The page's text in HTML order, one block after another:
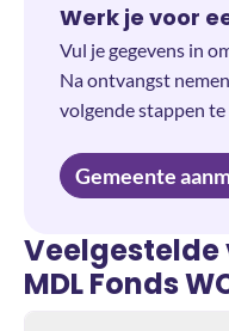
Werk je voor
Vul je gegevens in
Na ontvangst
volgende stappen te
Gemeente
Veelgestelde
MDL Fonds